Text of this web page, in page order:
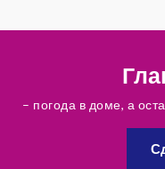
– погода в доме, а